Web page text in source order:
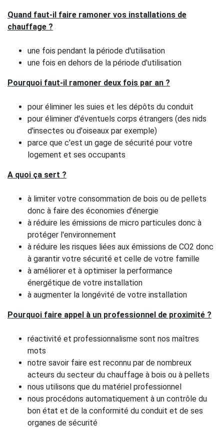
Quand faut-il faire ramoner vos installations de
chauffage ?
une fois pendant la période d'utilisation
une fois en dehors de la période d'utilisation
Pourquoi faut-il ramoner deux fois par an ?
pour éliminer les suies et les dépôts du conduit
pour éliminer d'éventuels corps étrangers (des nids
d'insectes ou d'oiseaux par exemple)
parce que c'est un gage de sécurité pour votre
logement et ses occupants
A quoi ça sert ?
à limiter votre consommation de bois ou de pellets
donc à faire des économies d'énergie
à réduire les émissions de micro particules donc à
protéger l'environnement
à réduire les risques liées aux émissions de CO2 donc
à garantir votre sécurité et celle de votre famille
à améliorer et à optimiser la performance
énergétique de votre installation
à augmenter la longévité de votre installation
Pourquoi faire appel à un professionnel de proximité ?
réactivité et professionnalisme sont nos maîtres
mots
notre savoir faire est reconnu par de nombreux
acteurs du secteur du chauffage à bois ou à pellets
nous utilisons que du matériel professionnel
nous procédons automatiquement à un contrôle du
bon état et de la conformité du conduit et de ses
organes de sécurité